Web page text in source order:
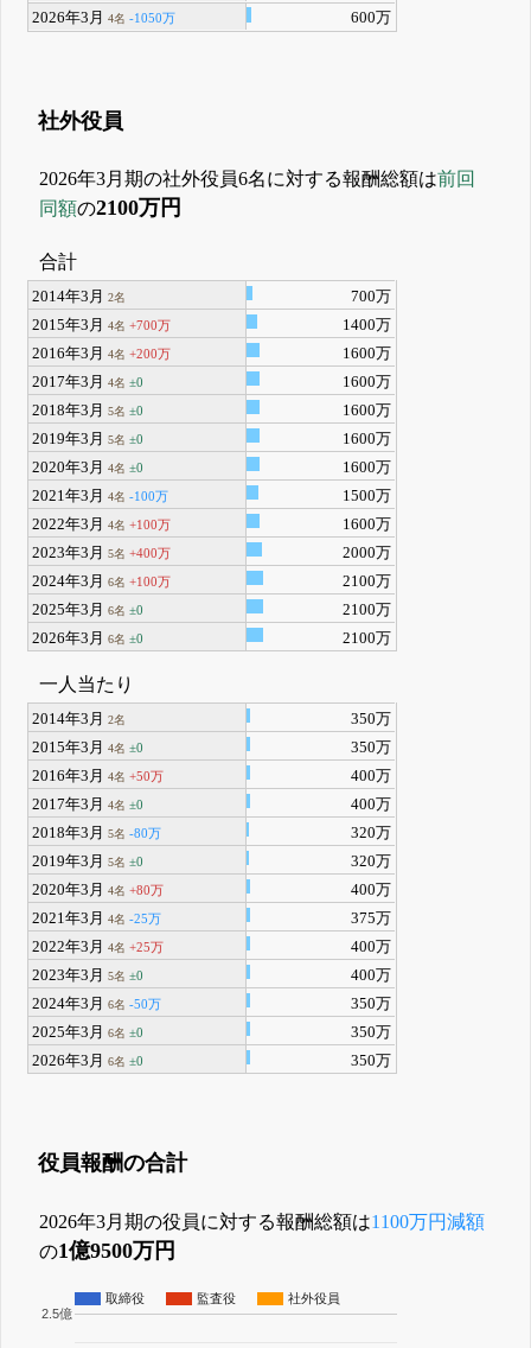
2026年3月4名 -1050万 600万
社外役員
2026年3月期の社外役員6名に対する報酬総額は前回
同額の2100万円
合計
2014年3月2名
700万
2015年3月4名 +700万
1400万
2016年3月4名 +200万
1600万
2017年3月4名 ±0
1600万
2018年3月5名 ±0
1600万
2019年3月5名 ±0
1600万
2020年3月4名 ±0
1600万
2021年3月4名 -100万
1500万
2022年3月4名 +100万
1600万
2023年3月5名 +400万
2000万
2024年3月6名 +100万
2100万
2025年3月6名 ±0
2100万
2026年3月6名 ±0 2100万
一人当たり
2014年3月2名
350万
2015年3月4名 ±0
350万
2016年3月4名 +50万
400万
2017年3月4名 ±0
400万
2018年3月5名 -80万
320万
2019年3月5名 ±0
320万
2020年3月4名 +80万
400万
2021年3月4名 -25万
375万
2022年3月4名 +25万
400万
2023年3月5名 ±0
400万
2024年3月6名 -50万
350万
2025年3月6名 ±0
350万
2026年3月6名 ±0 350万
役員報酬の合計
2026年3月期の役員に対する報酬総額は1100万円減額
の1億9500万円
取締役 監査役
社外役員
2.5億